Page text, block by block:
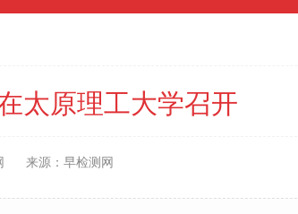
太原理工大学召开
来源：早检测网